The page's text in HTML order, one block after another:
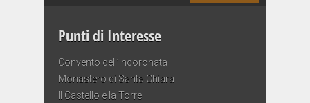
Punti di Interesse
Convento dell’Incoronata
Monastero di Santa Chiara
Il Castello e la Torre